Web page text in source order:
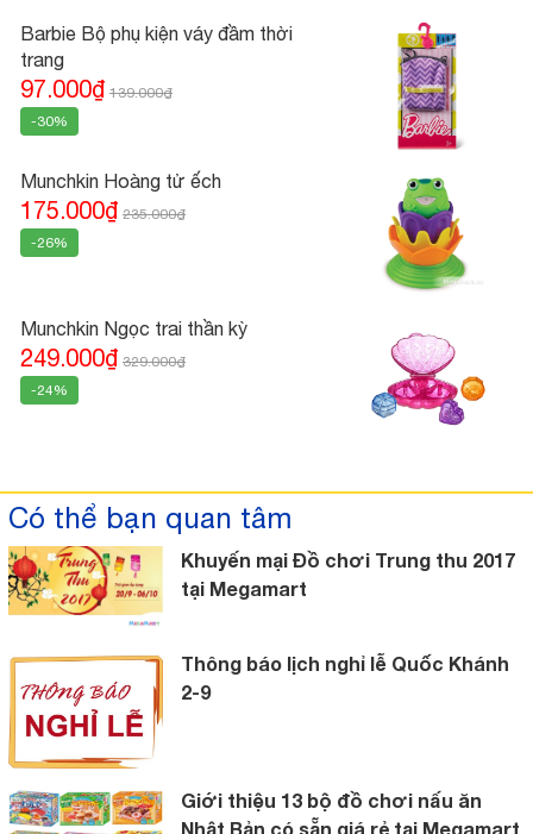
Barbie Bộ phụ kiện váy đầm thời
trang
97.000₫ 139.000₫
-30%
Munchkin Hoàng tử ếch
175.000₫ 235.000₫
-26%
Munchkin Ngọc trai thần kỳ
249.000₫ 329.000₫
-24%
Có thể bạn quan tâm
Khuyến mại Đồ chơi Trung thu 2017
tại Megamart
Thông báo lịch nghỉ lễ Quốc Khánh
2-9
Giới thiệu 13 bộ đồ chơi nấu ăn
Nhật Bản có sẵn giá rẻ tại Megamart